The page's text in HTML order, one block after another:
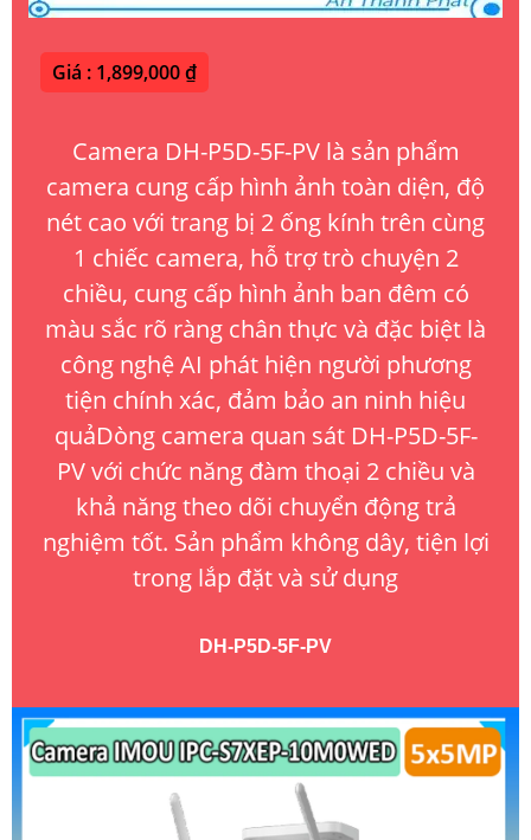
Giá : 1,899,000 ₫
Camera DH-P5D-5F-PV là sản phẩm
camera cung cấp hình ảnh toàn diện, độ
nét cao với trang bị 2 ống kính trên cùng
1 chiếc camera, hỗ trợ trò chuyện 2
chiều, cung cấp hình ảnh ban đêm có
màu sắc rõ ràng chân thực và đặc biệt là
công nghệ AI phát hiện người phương
tiện chính xác, đảm bảo an ninh hiệu
quảDòng camera quan sát DH-P5D-5F-
PV với chức năng đàm thoại 2 chiều và
khả năng theo dõi chuyển động trả
nghiệm tốt. Sản phẩm không dây, tiện lợi
trong lắp đặt và sử dụng
DH-P5D-5F-PV